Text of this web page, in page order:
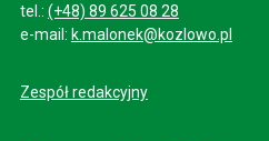
tel.: (+48) 89 625 08 28
e-mail: k.malonek@kozlowo.pl
Zespół redakcyjny